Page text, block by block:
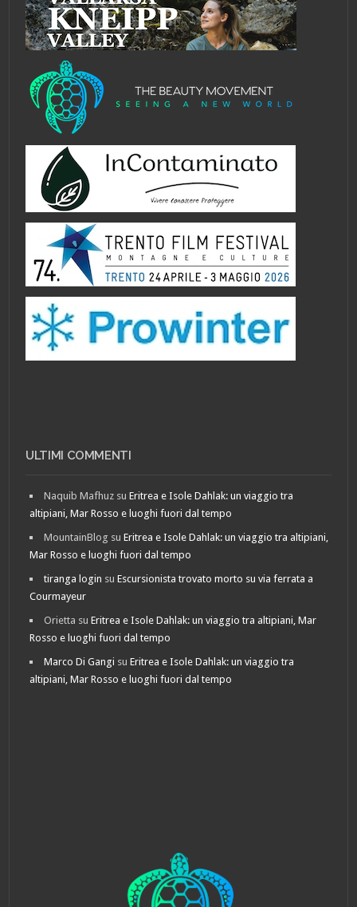
ULTIMI COMMENTI
Naquib Mafhuz suEritrea e Isole Dahlak: un viaggio tra
altipiani, Mar Rosso e luoghi fuori dal tempo
MountainBlog suEritrea e Isole Dahlak: un viaggio tra altipiani,
Mar Rosso e luoghi fuori dal tempo
tiranga login suEscursionista trovato morto su via ferrata a
Courmayeur
Orietta suEritrea e Isole Dahlak: un viaggio tra altipiani, Mar
Rosso e luoghi fuori dal tempo
Marco Di Gangi suEritrea e Isole Dahlak: un viaggio tra
altipiani, Mar Rosso e luoghi fuori dal tempo